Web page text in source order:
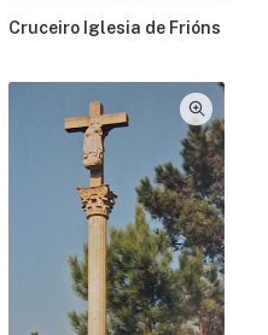
Cruceiro Iglesia de Frións